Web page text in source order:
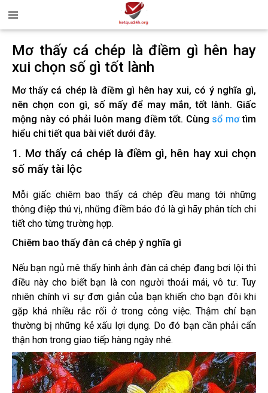
Mơ thấy cá chép là điềm gì hên hay
xui chọn số gì tốt lành
Mơ thấy cá chép là điềm gì hên hay xui, có ý nghĩa gì,
nên chọn con gì, số mấy để may mắn, tốt lành. Giấc
mộng này có phải luôn mang điềm tốt. Cùng sổ mơtìm
hiểu chi tiết qua bài viết dưới đây.
1. Mơ thấy cá chép là điềm gì, hên hay xui chọn
số mấy tài lộc
Mỗi giấc chiêm bao thấy cá chép đều mang tới những
thông điệp thú vị, những điềm báo đó là gì hãy phân tích chi
tiết cho từng trường hợp.
Chiêm bao thấy đàn cá chép ý nghĩa gì
Nếu bạn ngủ mê thấy hình ảnh đàn cá chép đang bơi lội thì
điều này cho biết bạn là con người thoải mái, vô tư. Tuy
nhiên chính vì sự đơn giản của bạn khiến cho bạn đôi khi
gặp khá nhiều rắc rối ở trong công việc. Thậm chí bạn
thường bị những kẻ xấu lợi dụng. Do đó bạn cần phải cẩn
thận hơn trong giao tiếp hàng ngày nhé.